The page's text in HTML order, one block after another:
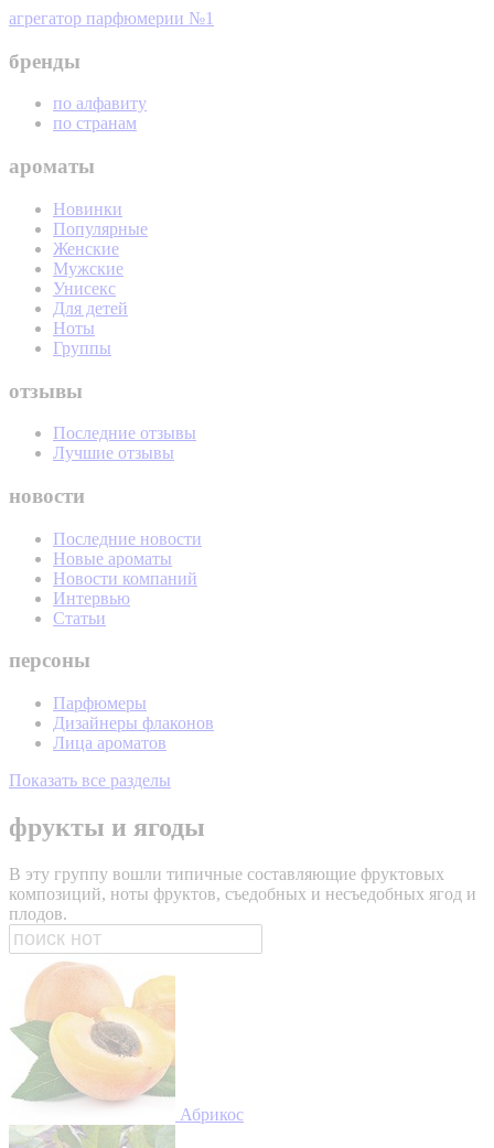
агрегатор парфюмерии №1
бренды
по алфавиту
по странам
ароматы
Новинки
Популярные
Женские
Мужские
Унисекс
Для детей
Ноты
Группы
отзывы
Последние отзывы
Лучшие отзывы
новости
Последние новости
Новые ароматы
Новости компаний
Интервью
Статьи
персоны
Парфюмеры
Дизайнеры флаконов
Лица ароматов
Показать все разделы
фрукты и ягоды
В эту группу вошли типичные составляющие фруктовых
композиций, ноты фруктов, съедобных и несъедобных ягод и
плодов.
Абрикос